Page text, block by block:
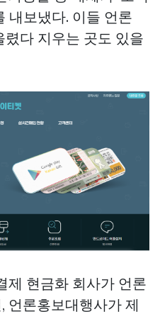
내보냈다. 이들 언론
다 지우는 곳도 있을
제 현금화 회사가 언론
언론홍보대행사가 제